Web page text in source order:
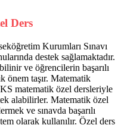
Ders
Kurumları Sınavı
destek sağlamaktadır.
ve öğrencilerin başarılı
önem taşır. Matematik
matematik özel dersleriyle
alabilirler. Matematik özel
ve sınavda başarılı
olarak kullanılır. Özel ders